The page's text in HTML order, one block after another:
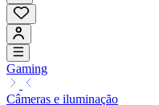
Gaming
Câmeras e iluminação